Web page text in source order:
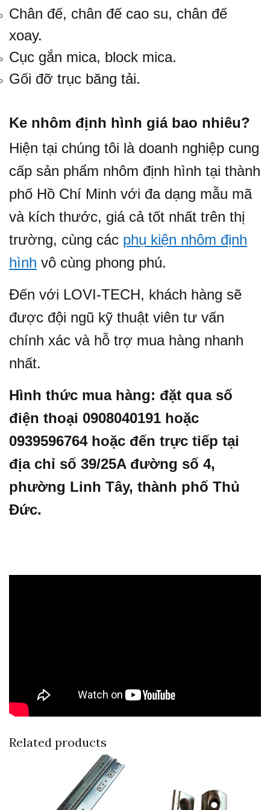
Chân đế, chân đế cao su, chân đế
xoay.
Cục gắn mica, block mica.
Gối đỡ trục băng tải.
Ke nhôm định hình giá bao nhiêu?
Hiện tại chúng tôi là doanh nghiệp cung
cấp sản phẩm nhôm định hình tại thành
phố Hồ Chí Minh với đa dạng mẫu mã
và kích thước, giá cả tốt nhất trên thị
trường, cùng các phụ kiện nhôm định
hình vô cùng phong phú.
Đến với LOVI-TECH, khách hàng sẽ
được đội ngũ kỹ thuật viên tư vấn
chính xác và hỗ trợ mua hàng nhanh
nhất.
Hình thức mua hàng: đặt qua số
điện thoại 0908040191 hoặc
0939596764 hoặc đến trực tiếp tại
địa chỉ số 39/25A đường số 4,
phường Linh Tây, thành phố Thủ
Đức.
Related products